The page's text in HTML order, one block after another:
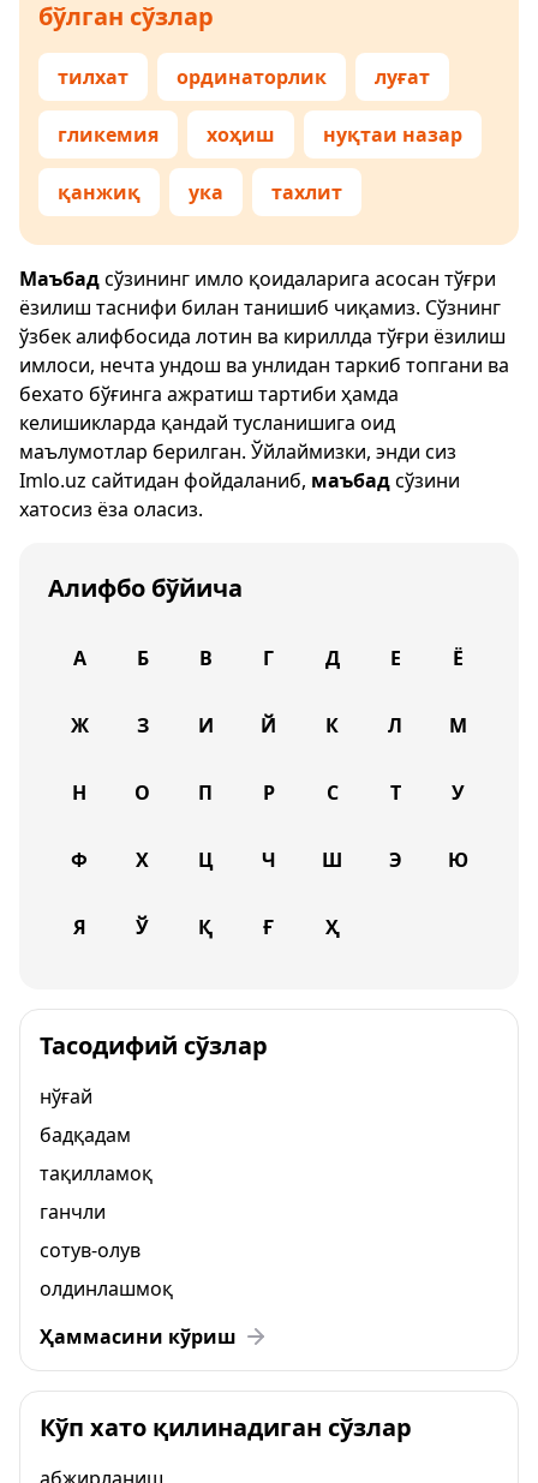
бўлган сўзлар
тилхат ординаторлик луғат
гликемия хоҳиш нуқтаи назар
қанжиқ ука тахлит
Маъбадсўзининг имло қоидаларига асосан тўғри
ёзилиш таснифи билан танишиб чиқамиз. Сўзнинг
ўзбек алифбосида лотин ва кириллда тўғри ёзилиш
имлоси, нечта ундош ва унлидан таркиб топгани ва
бехато бўғинга ажратиш тартиби ҳамда
келишикларда қандай тусланишига оид
маълумотлар берилган. Ўйлаймизки, энди сиз
Imlo.uz сайтидан фойдаланиб, маъбадсўзини
хатосиз ёза оласиз.
Алифбо бўйича
А Б В Г Д Е Ё
Ж З И Й К Л М
Н О П Р С Т У
Ф Х Ц Ч Ш Э Ю
Я Ў Қ Ғ Ҳ
Тасодифий сўзлар
нўғай
бадқадам
тақилламоқ
ганчли
сотув-олув
олдинлашмоқ
Ҳаммасини кўриш
Кўп хато қилинадиган сўзлар